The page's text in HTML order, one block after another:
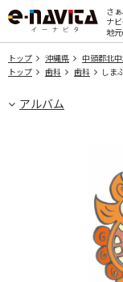
さ
ナ
地
トップ 沖縄県 中頭郡北
トップ
歯科 歯科 しま
アルバム